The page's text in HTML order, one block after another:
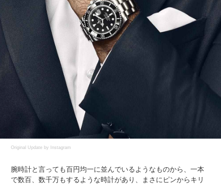
Original Update by Instagram
腕時計と言っても百円均一に並んでいるようなものから、一本
で数百、数千万もするような時計があり、まさにピンからキリ